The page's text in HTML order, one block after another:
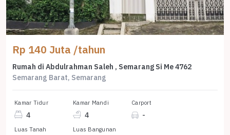
Rp 140 Juta /tahun
Rumah di Abdulrahman Saleh , Semarang Si Me 4762
Semarang Barat, Semarang
Kamar Tidur
4
Kamar Mandi
4
Carport
-
Luas Tanah Luas Bangunan